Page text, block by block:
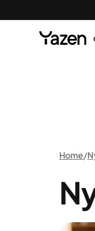
Home